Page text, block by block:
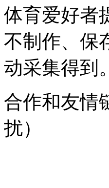
体育爱好者
不制作、保
动采集得到
合作和友情
扰）